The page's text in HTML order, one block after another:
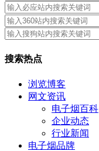
搜索热点
浏览博客
网文资讯
电子烟百科
企业动态
行业新闻
电子烟品牌